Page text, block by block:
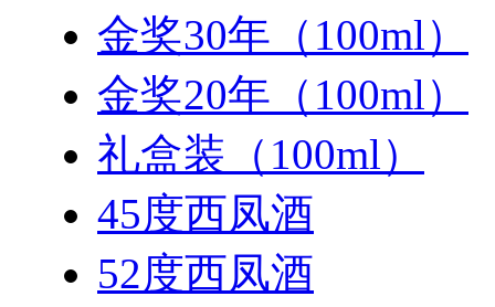
金奖30年（100ml）
金奖20年（100ml）
礼盒装（100ml）
45度西凤酒
52度西凤酒